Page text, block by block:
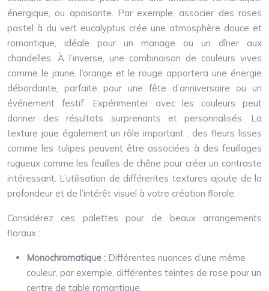
énergique, ou apaisante. Par exemple, associer des roses
pastel à du vert eucalyptus crée une atmosphère douce et
romantique, idéale pour un mariage ou un dîner aux
chandelles. À l’inverse, une combinaison de couleurs vives
comme le jaune, l’orange et le rouge apportera une énergie
débordante, parfaite pour une fête d’anniversaire ou un
événement festif. Expérimenter avec les couleurs peut
donner des résultats surprenants et personnalisés. La
texture joue également un rôle important : des fleurs lisses
comme les tulipes peuvent être associées à des feuillages
rugueux comme les feuilles de chêne pour créer un contraste
intéressant. L’utilisation de différentes textures ajoute de la
profondeur et de l’intérêt visuel à votre création florale.
Considérez ces palettes pour de beaux arrangements
floraux :
Monochromatique : Différentes nuances d’une même
couleur, par exemple, différentes teintes de rose pour un
centre de table romantique.